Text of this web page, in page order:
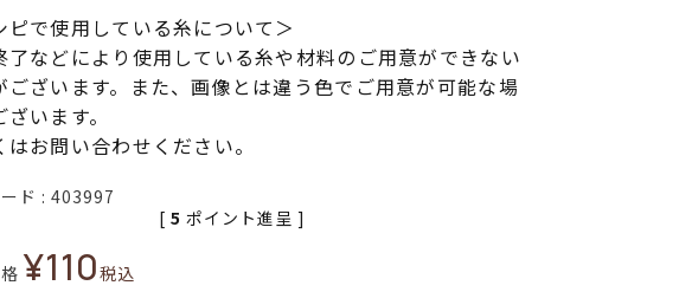
ピで使用している糸について＞
了などにより使用している糸や材料のご用意ができない
ございます。また、画像とは違う色でご用意が可能な場
います。
はお問い合わせください。
ド 403997
¥110税込
[ 5 ポイント進呈 ]